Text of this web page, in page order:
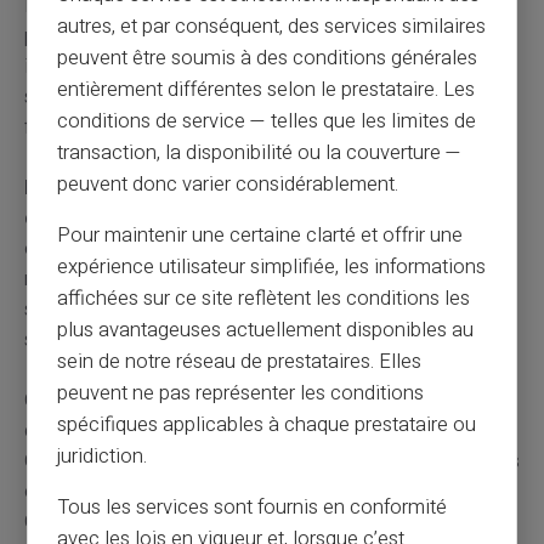
Mettez de côté 20 ou 50 euros par mois selon vos
possibilités. Cette réserve vous évitera de nouveaux
incidents en cas de dépense imprévue. Un matelas de
sécurité de 500 euros peut transformer votre gestion
financière.
Respectez scrupuleusement tous vos engagements
de paiement.
Payez vos factures à temps sans
exception pendant toute la durée de votre fichage. Cette
rigueur démontre votre capacité à gérer votre budget
sainement. Vous préparez votre futur retour dans le
système bancaire classique.
Consultez les associations d'aide aux personnes en
difficulté financière. Des structures comme les Points
Conseil Budget offrent un accompagnement gratuit. Des
conseillers vous aident à négocier avec vos créanciers.
Ces professionnels connaissent toutes les solutions
autres, et par conséquent, des services similaires
peuvent être soumis à des conditions générales
entièrement différentes selon le prestataire. Les
conditions de service — telles que les limites de
transaction, la disponibilité ou la couverture —
peuvent donc varier considérablement.
Pour maintenir une certaine clarté et offrir une
expérience utilisateur simplifiée, les informations
affichées sur ce site reflètent les conditions les
plus avantageuses actuellement disponibles au
sein de notre réseau de prestataires. Elles
peuvent ne pas représenter les conditions
spécifiques applicables à chaque prestataire ou
juridiction.
Tous les services sont fournis en conformité